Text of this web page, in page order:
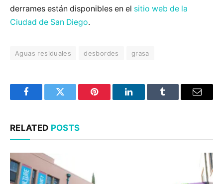
derrames están disponibles en el sitio web de la
Ciudad de San Diego.
Aguas residuales desbordes grasa
FacebookTwitter Pinterest LinkedInTumblr Email
RELATED POSTS